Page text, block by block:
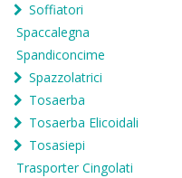
Soffiatori
Spaccalegna
Spandiconcime
Spazzolatrici
Tosaerba
Tosaerba Elicoidali
Tosasiepi
Trasporter Cingolati